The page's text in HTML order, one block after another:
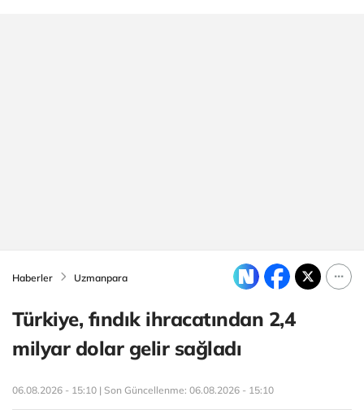
Haberler Uzmanpara
Türkiye, fındık ihracatından 2,4
milyar dolar gelir sağladı
06.08.2026 - 15:10 | Son Güncellenme: 06.08.2026 - 15:10